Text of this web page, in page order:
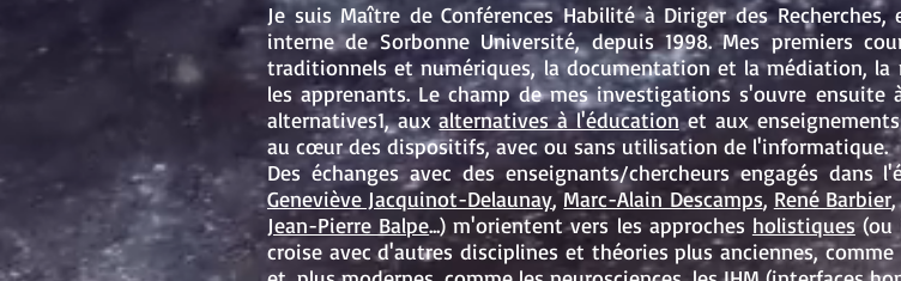
Je suis Maître de Conférences Habilité à Diriger des
interne de Sorbonne Université, depuis 1998. Mes premiers
traditionnels et numériques, la documentation et la médiation,
les apprenants. Le champ de mes investigations s'ouvre
alternatives1, auxalternatives à l'éducationet aux
au cœur des dispositifs, avec ou sans utilisation de l'informatique.
Des échanges avec des enseignants/chercheurs engagés dans
Geneviève Jacquinot-Delaunay,Marc-Alain Descamps, René Barbier
Jean-Pierre Balpe...) m'orientent vers les approches holistiques(ou
croise avec d'autres disciplines et théories plus anciennes,